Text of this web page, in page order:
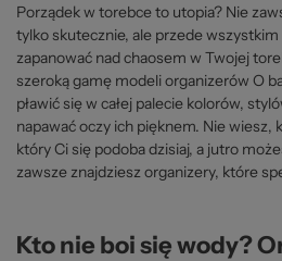
Porządek w torebce to utopia? Nie
tylko skutecznie, ale przede
zapanować nad chaosem w Twojej
szeroką gamę modeli organizerów O
pławić się w całej palecie kolorów,
napawać oczy ich pięknem. Nie wiesz,
który Ci się podoba dzisiaj, a jutro
zawsze znajdziesz organizery, które
Kto nie boi się wody?